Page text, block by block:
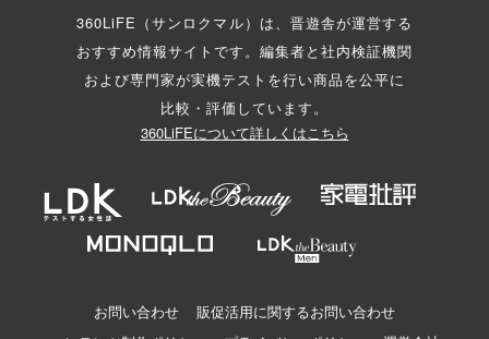
360LiFE（サンロクマル）は、晋遊舎が運営する
おすすめ情報サイトです。編集者と社内検証機関
および専門家が実機テストを行い商品を公平に
比較・評価しています。
360LiFEについて詳しくはこちら
お問い合わせ
販促活用に関するお問い合わせ